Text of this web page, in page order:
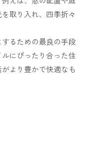
取り入れ、四季折々
るための最良の手段
にぴったり合った住
より豊かで快適なも